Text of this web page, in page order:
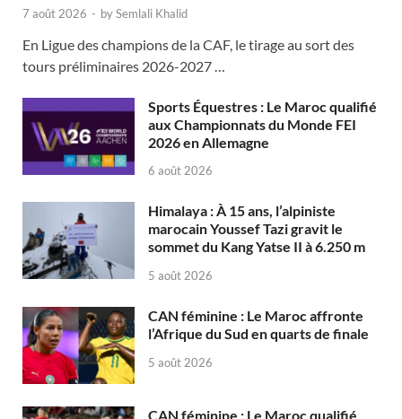
7 août 2026 - bySemlali Khalid
En Ligue des champions de la CAF, le tirage au sort des
tours préliminaires 2026-2027 …
Sports Équestres : Le Maroc qualifié
aux Championnats du Monde FEI
2026 en Allemagne
6 août 2026
Himalaya : À 15 ans, l’alpiniste
marocain Youssef Tazi gravit le
sommet du Kang Yatse II à 6.250 m
5 août 2026
CAN féminine : Le Maroc affronte
l’Afrique du Sud en quarts de finale
5 août 2026
CAN féminine : Le Maroc qualifié